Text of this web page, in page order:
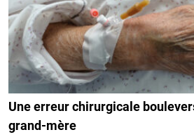
Une erreur chirurgicale
grand-mère